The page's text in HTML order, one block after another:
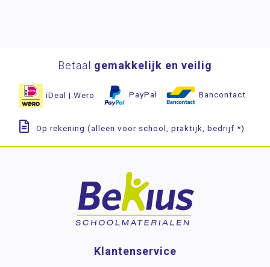
Betaal gemakkelijk en veilig
iDeal | Wero PayPal Bancontact
Op rekening (alleen voor school, praktijk, bedrijf *)
Klantenservice